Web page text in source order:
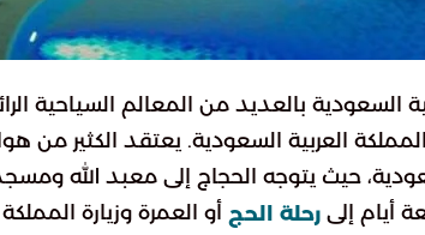
السعودية بالعديد من المعالم
العربية السعودية. يعتقد الكثير من
حيث يتوجه الحجاج إلى معبد الله
أيام إلى رحلة الحج أو العمرة وزيارة